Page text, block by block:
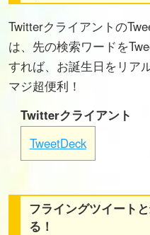
Twitterクライアントの
は、先の検索ワードを
すれば、お誕生日をリア
マジ超便利！
Twitterクライアント
TweetDeck
フライングツイート
る！